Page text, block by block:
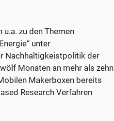
zu den Themen
unter
Nachhaltigkeistpolitik der
Monaten an mehr als zehn
Makerboxen bereits
Research Verfahren